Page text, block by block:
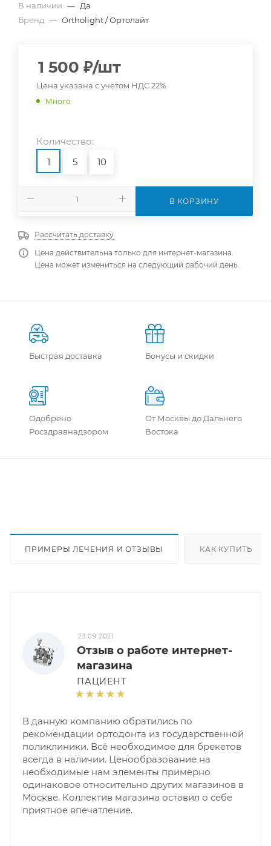
В наличии — Да
Бренд — Ortholight / Ортолайт
1 500 ₽/шт
Цена указана с учетом НДС 22%
Много
Количество:
1
5 10
В КОРЗИНУ
Рассчитать доставку
Цена действительна только для интернет-магазина.
Цена может измениться на следующий рабочий день.
Быстрая доставка Бонусы и скидки
Одобрено
Росздравнадзором
От Москвы до Дальнего
Востока
ПРИМЕРЫ ЛЕЧЕНИЯ И ОТЗЫВЫ КАК КУПИТЬ
23.09.2021
Отзыв о работе интернет-
магазина
ПАЦИЕНТ
В данную компанию обратились по
рекомендации ортодонта из государственной
поликлиники. Всё необходимое для брекетов
всегда в наличии. Ценообразование на
необходимые нам элементы примерно
одинаковое относительно других магазинов в
Москве. Коллектив магазина оставил о себе
приятное впечатление.